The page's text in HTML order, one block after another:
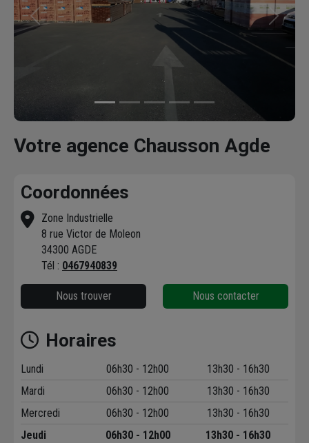
Précédent Suivant
Votre agence Chausson Agde
Coordonnées
Zone Industrielle
8 rue Victor de Moleon
34300 AGDE
Tél : 0467940839
Nous trouver Nous contacter
Horaires
Lundi 06h30 - 12h00
13h30 - 16h30
Mardi
06h30 - 12h00
13h30 - 16h30
Mercredi
06h30 - 12h00
13h30 - 16h30
Jeudi
06h30 - 12h00
13h30 - 16h30